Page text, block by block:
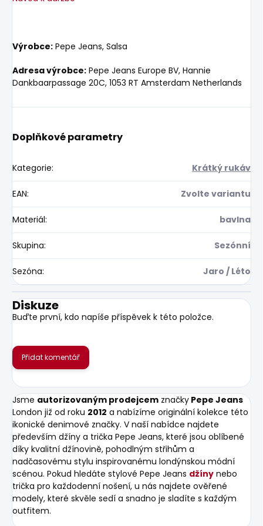
Výrobce: Pepe Jeans, Salsa
Adresa výrobce: Pepe Jeans Europe BV, Hannie
Dankbaarpassage 20C, 1053 RT Amsterdam Netherlands
Doplňkové parametry
Kategorie: Krátký rukáv
EAN: Zvolte variantu
Materiál: bavlna
Skupina: Sezónní
Sezóna: Jaro / Léto
Diskuze
Buďte první, kdo napíše příspěvek k této položce.
Přidat komentář
Jsme autorizovaným prodejcem značky Pepe Jeans
London již od roku 2012 a nabízíme originální kolekce této
ikonické denimové značky. V naší nabídce najdete
především džíny a trička Pepe Jeans, které jsou oblíbené
díky kvalitní džínovině, pohodlným střihům a
nadčasovému stylu inspirovanému londýnskou módní
scénou. Pokud hledáte stylové Pepe Jeans džíny nebo
trička pro každodenní nošení, u nás najdete ověřené
modely, které skvěle sedí a snadno je sladíte s každým
outfitem.